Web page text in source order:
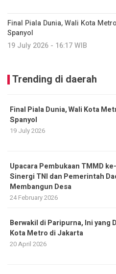
Final Piala Dunia, Wali Kota
Spanyol
19 July 2026 - 16:17 WIB
Trending di daerah
Final Piala Dunia, Wali Kota
Spanyol
19 July 2026
Upacara Pembukaan TMMD
Sinergi TNI dan Pemerintah
Membangun Desa
24 February 2026
Berwakil di Paripurna, Ini yang
Kota Metro di Jakarta
20 April 2026